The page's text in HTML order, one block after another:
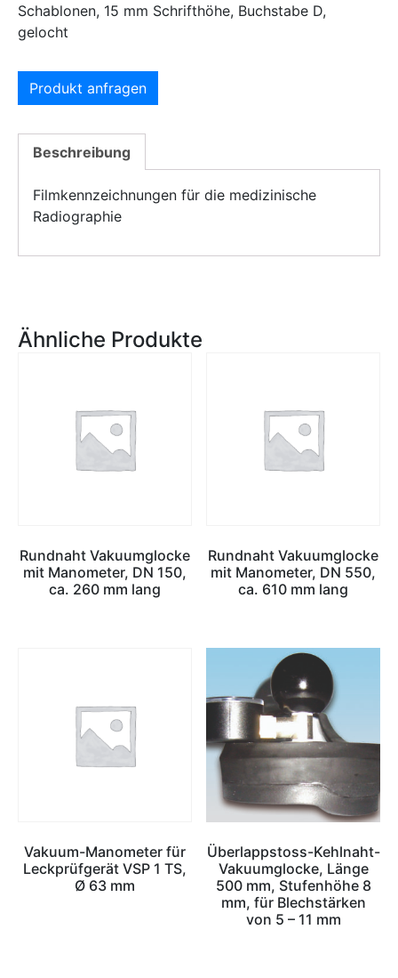
Schablonen, 15 mm Schrifthöhe, Buchstabe D,
gelocht
Produkt anfragen
Beschreibung
Filmkennzeichnungen für die medizinische
Radiographie
Ähnliche Produkte
Rundnaht Vakuumglocke
mit Manometer, DN 150,
ca. 260 mm lang
Rundnaht Vakuumglocke
mit Manometer, DN 550,
ca. 610 mm lang
Vakuum-Manometer für
Leckprüfgerät VSP 1 TS,
Ø 63 mm
Überlappstoss-Kehlnaht-
Vakuumglocke, Länge
500 mm, Stufenhöhe 8
mm, für Blechstärken
von 5 – 11 mm